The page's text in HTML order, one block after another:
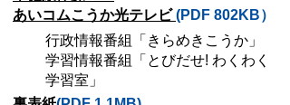
あいコムこうか光テレビ(PDF 802KB）
行政情報番組「きらめきこうか」
学習情報番組「とびだせ! わくわく
学習室」